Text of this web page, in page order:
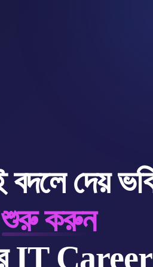
বদলে দেয়
শুরু করুন
IT Career